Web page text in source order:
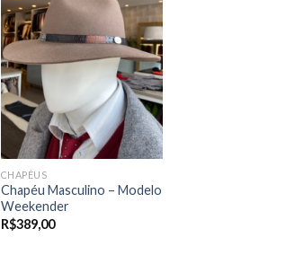
CHAPÉUS
Chapéu Masculino – Modelo
Weekender
R$389,00